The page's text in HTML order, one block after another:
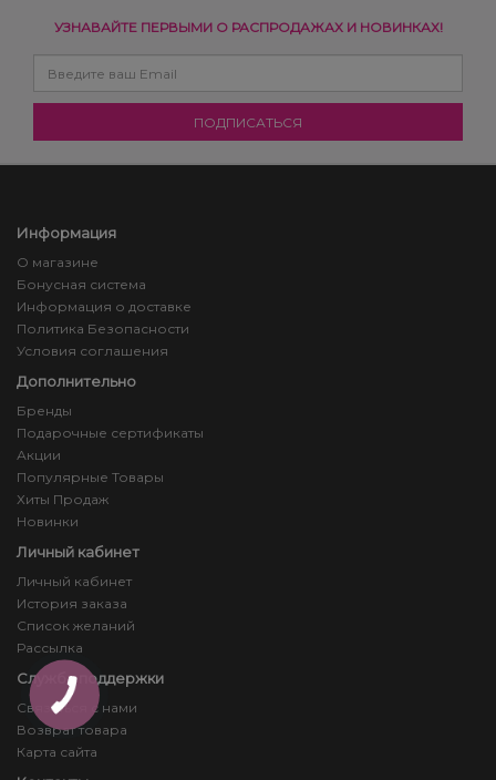
УЗНАВАЙТЕ ПЕРВЫМИ О РАСПРОДАЖАХ И НОВИНКАХ!
Информация
О магазине
Бонусная система
Информация о доставке
Политика Безопасности
Условия соглашения
Дополнительно
Бренды
Подарочные сертификаты
Акции
Популярные Товары
Хиты Продаж
Новинки
Личный кабинет
Личный кабинет
История заказа
Список желаний
Рассылка
Служба поддержки
Связаться с нами
Возврат товара
Карта сайта